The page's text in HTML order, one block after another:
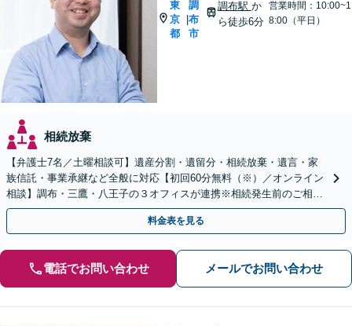
東
京
都
調
布
市
調布駅 か
ら徒歩6分
営業時間：10:00~1
8:00（平日）
相続放棄
【弁護士7名／土曜相談可】遺産分割・遺留分・相続放棄・遺言・家
族信託・事業承継など全般に対応【初回60分無料（※）／オンライン
相談】調布・三鷹・八王子の３オフィスが連携※相続発生前のご相談
など有料相談になるものもございます
料金表を見る
電話でお問い合わせ メールでお問い合わせ